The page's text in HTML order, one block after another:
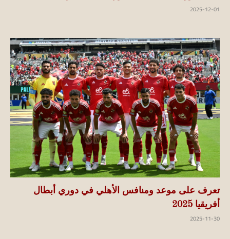
2025-12-01
تعرف على موعد ومنافس الأهلي في دوري أبطال
أفريقيا 2025
2025-11-30